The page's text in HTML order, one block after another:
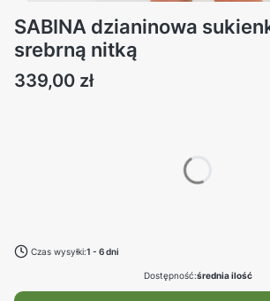
SABINA dzianinowa
srebrną nitką
Cena
339,00 zł
Czas wysyłki:1 - 6 dni
Dostępność:średnia ilość